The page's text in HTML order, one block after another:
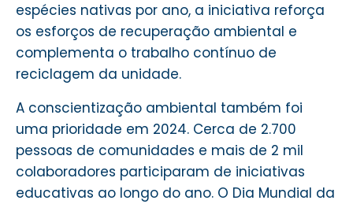
espécies nativas por ano, a iniciativa reforça
os esforços de recuperação ambiental e
complementa o trabalho contínuo de
reciclagem da unidade.
A conscientização ambiental também foi
uma prioridade em 2024. Cerca de 2.700
pessoas de comunidades e mais de 2 mil
colaboradores participaram de iniciativas
educativas ao longo do ano. O Dia Mundial da